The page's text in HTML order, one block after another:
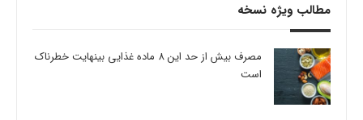
مطالب ویژه نسخه
مصرف بیش از حد این 8 ماده غذایی بینهایت خطرناک
است